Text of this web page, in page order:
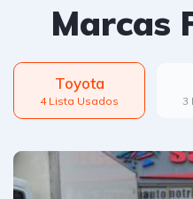
Marcas
Toyota
4 Lista Usados 3